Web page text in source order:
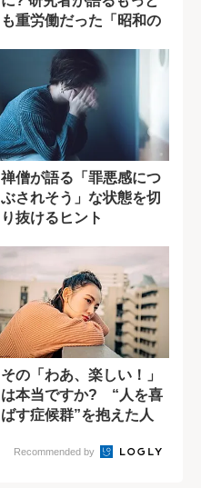
も重労働だった「昭和の
禅僧が語る「罪悪感につ
ぶされそう」な状態を切
り抜けるヒント
その「わあ、楽しい！」
は本当ですか? “人を喜
ばす症候群”を抱えた人
Recommended by